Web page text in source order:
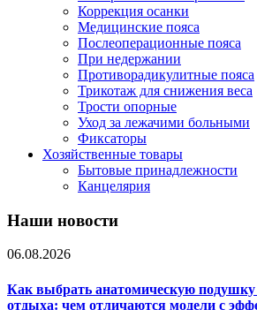
Коррекция осанки
Медицинские пояса
Послеоперационные пояса
При недержании
Противорадикулитные пояса
Трикотаж для снижения веса
Трости опорные
Уход за лежачими больными
Фиксаторы
Хозяйственные товары
Бытовые принадлежности
Канцелярия
Наши новости
06.08.2026
Как выбрать анатомическую подушку
отдыха: чем отличаются модели с